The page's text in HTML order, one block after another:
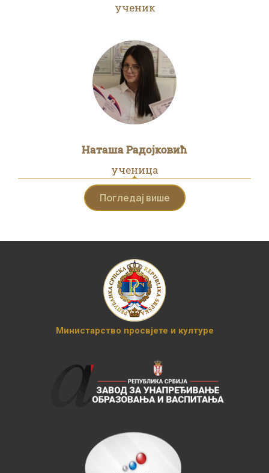
ученик
Наташа Радојковић
ученица
Погледај више
Министарство просвјете и културе